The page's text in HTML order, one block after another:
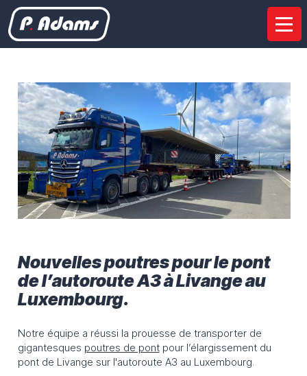
Entreprise
Partenariats
Services
Etudes de faisabilité
Gestion de projets
Transport routier
Déchargement sur chantier
Travaux d’Installation
Transport multimodal
Equipement
Semi-remorques spéciales
Système de pont mobile
Montage
Nouvelles poutres pour le pont
de l’autoroute A3 à Livange au
Luxembourg.
Notre équipe a réussi la prouesse de transporter de
gigantesques poutres de pontpour l’élargissement du
pont de Livange sur l'autoroute A3 au Luxembourg.